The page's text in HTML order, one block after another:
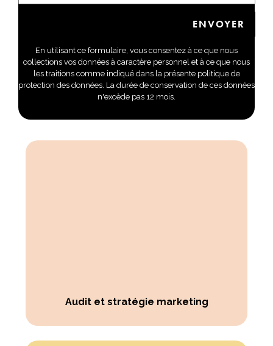
En utilisant ce formulaire, vous consentez à ce que nous
collections vos données à caractère personnel et à ce que nous
les traitions comme indiqué dans la présente politique de
protection des données. La durée de conservation de ces données
n'excède pas 12 mois.
Audit et stratégie marketing